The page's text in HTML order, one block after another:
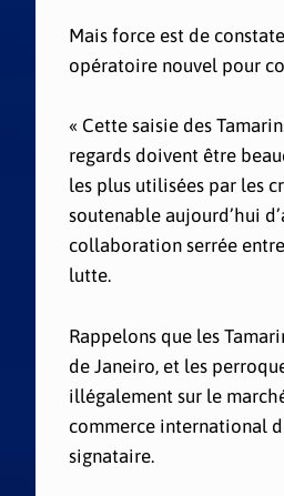
Mais force est de
opératoire nouvel pour
« Cette saisie des
regards doivent être
les plus utilisées par les
soutenable aujourd’hui
collaboration serrée
lutte.
Rappelons que les
de Janeiro, et les
illégalement sur le
commerce international
signataire.